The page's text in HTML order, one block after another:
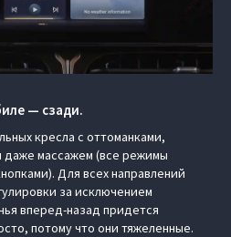
— сзади.
кресла с оттоманками,
даже массажем (все режимы
Для всех направлений
за исключением
вперед-назад придется
потому что они тяжеленные.